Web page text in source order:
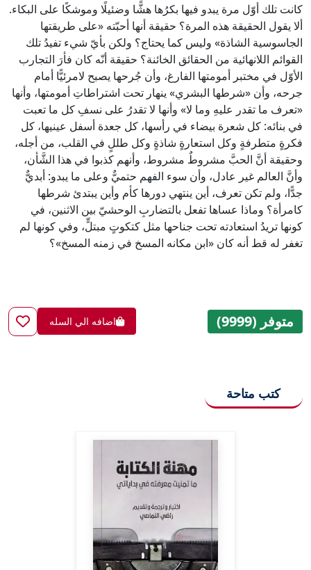
كانت تلك أوّل مرة يبدو فيها بكرُها هشًّا وضئيلًا وموشكًا على البكاء.
ألا يقول الحقيقة هذه المرة؟ حقيقة أنها أحبّته «على طريقتها
الجاسوسية الشاذة» وليس كما يحتاج؟ ولكن بأيّ شيء تفيدُ تلك
القوائم اللانهائية من الحقائق الخائنة؟ حقيقة أنّه كان فأرَ التجارب
الأوّل في مختبر أمومتها الفارغ، وأن جُرحها يصبح لامرئيًّا أمام
جرحه، وأن «شرطها البشري» ينهار تحت اشتراطاتِ أمومتها، وأنها
«تعرف ما تقدر عليهِ وما لا» وأنها لا تقدرُ على نسفِ كل ما تعبت
في بنائه: كل شعرة بيضاء في رأسها، كل جعدة أسفل عينيها، كل
فكرةٍ متطرفةٍ وكل استعارةٍ شاذةٍ وكل طللٍ في القلب، من أجله،
وحقيقة أنَّ الحبَّ مشروطٌ مشروط، وأنهم كذبوا في هذا الشَّأن،
وأنَّ العالم غير عادل، وأن سوء الفهم حتميٌّ وعلى ما يبدو: أبديٌّ
جدًّا، ولم تكن تعرف، أين ينتهي دورها كأم وأين يبتدئ شرطها
كامرأة؟ وماذا عساها تفعل بالتضاربِ الوحشيّ بين الاثنين، في
كونها تريدُ استعادته تحت جناحها مثل كتكوتٍ مبتلٍّ، وفي كونها لم
تغفر له قط أنه كان «ابن مكانه المسخ في زمنه المسخ»؟
متوفر (9999) اضافه الي السله
كتب متاحة